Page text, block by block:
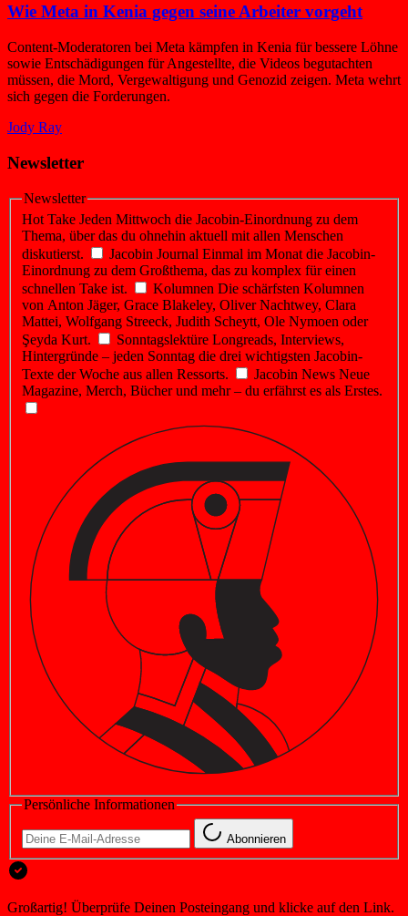
Wie Meta in Kenia gegen seine Arbeiter vorgeht
Content-Moderatoren bei Meta kämpfen in Kenia für bessere Löhne
sowie Entschädigungen für Angestellte, die Videos begutachten
müssen, die Mord, Vergewaltigung und Genozid zeigen. Meta wehrt
sich gegen die Forderungen.
Jody Ray
Newsletter
Newsletter
Hot Take Jeden Mittwoch die Jacobin-Einordnung zu dem
Thema, über das du ohnehin aktuell mit allen Menschen
diskutierst.
Jacobin Journal Einmal im Monat die Jacobin-
Einordnung zu dem Großthema, das zu komplex für einen
schnellen Take ist.
Kolumnen Die schärfsten Kolumnen
von Anton Jäger, Grace Blakeley, Oliver Nachtwey, Clara
Mattei, Wolfgang Streeck, Judith Scheytt, Ole Nymoen oder
Şeyda Kurt.
Sonntagslektüre Longreads, Interviews,
Hintergründe – jeden Sonntag die drei wichtigsten Jacobin-
Texte der Woche aus allen Ressorts.
Jacobin News Neue
Magazine, Merch, Bücher und mehr – du erfährst es als Erstes.
Persönliche Informationen
Abonnieren
Großartig! Überprüfe Deinen Posteingang und klicke auf den Link.